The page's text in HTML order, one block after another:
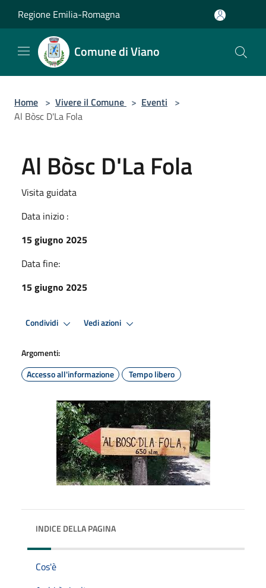
Regione Emilia-Romagna
Comune di Viano
Home > Vivere il Comune > Eventi >
Al Bòsc D'La Fola
Al Bòsc D'La Fola
Visita guidata
Data inizio :
15 giugno 2025
Data fine:
15 giugno 2025
Condividi Vedi azioni
Argomenti:
Accesso all'informazione
Tempo libero
INDICE DELLA PAGINA
Cos'è